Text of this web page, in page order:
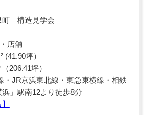
町 構造見学会
店舗
(41.90坪）
206.41坪）
・JR京浜東北線・東急東横線・相鉄
」駅南12より徒歩8分